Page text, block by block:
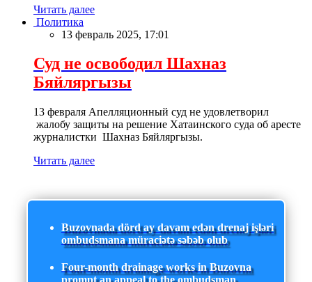
Читать далее
Политика
13 февраль 2025, 17:01
Суд не освободил Шахназ
Бяйляргызы
13 февраля Апелляционный суд не удовлетворил
жалобу защиты на решение Хатаинского суда об аресте
журналистки Шахназ Бяйляргызы.
Читать далее
Buzovnada dörd ay davam edən drenaj işləri
ombudsmana müraciətə səbəb olub
Four-month drainage works in Buzovna
prompt an appeal to the ombudsman